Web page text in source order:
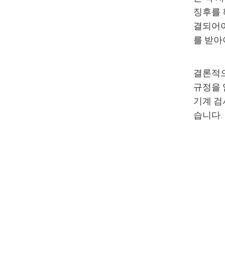
징후를
결되어
를 받아
결론적
규정을
기계
습니다